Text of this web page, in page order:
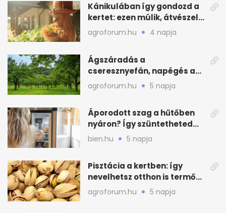
Kánikulában így gondozd a
kertet: ezen múlik, átvészeli-
e a hőséget
agroforum.hu 4 napja
Ágszáradás a
cseresznyefán, napégés a
kajszin: mit tehetsz most?
agroforum.hu 5 napja
Áporodott szag a hűtőben
nyáron? Így szüntetheted
meg olcsón
bien.hu 5 napja
Pisztácia a kertben: így
nevelhetsz otthon is termő
növényt
agroforum.hu 5 napja